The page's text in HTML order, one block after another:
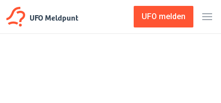
UFO Meldpunt UFO melden